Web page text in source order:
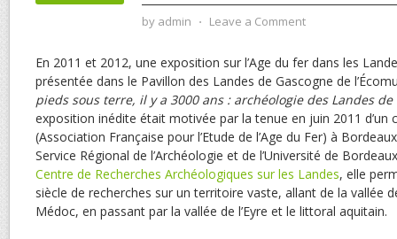
by admin ⋅ Leave a Comment
En 2011 et 2012, une exposition sur l’Age du fer dans les
présentée dans le Pavillon des Landes de Gascogne de
pieds sous terre, il y a 3000 ans : archéologie des Landes de
exposition inédite était motivée par la tenue en juin 2011 d’un
(Association Française pour l’Etude de l’Age du Fer) à
Service Régional de l’Archéologie et de l’Université de
Centre de Recherches Archéologiques sur les Landes, elle
siècle de recherches sur un territoire vaste, allant de la vallée
Médoc, en passant par la vallée de l’Eyre et le littoral aquitain.